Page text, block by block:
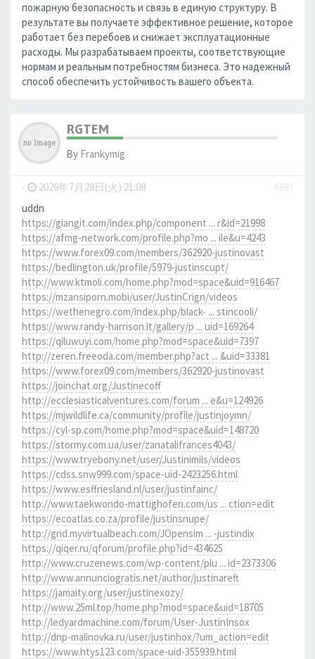
пожарную безопасность и связь в единую структуру. В
результате вы получаете эффективное решение, которое
работает без перебоев и снижает эксплуатационные
расходы. Мы разрабатываем проекты, соответствующие
нормам и реальным потребностям бизнеса. Это надежный
способ обеспечить устойчивость вашего объекта.
RGTEM
By Frankymig
- 2026年7月28日(火) 21:08
#393
uddn
https://giangit.com/index.php/component ... r&id=21998
https://afmg-network.com/profile.php?mo ... ile&u=4243
https://www.forex09.com/members/362920-justinovast
https://bedlington.uk/profile/5979-justinscupt/
http://www.ktmoli.com/home.php?mod=space&uid=916467
https://mzansiporn.mobi/user/JustinCrign/videos
https://wethenegro.com/index.php/black- ... stincooli/
https://www.randy-harrison.it/gallery/p ... uid=169264
https://qiluwuyi.com/home.php?mod=space&uid=7397
http://zeren.freeoda.com/member.php?act ... &uid=33381
https://www.forex09.com/members/362920-justinovast
https://joinchat.org/Justinecoff
http://ecclesiasticalventures.com/forum ... e&u=124926
https://mjwildlife.ca/community/profile/justinjoymn/
https://cyl-sp.com/home.php?mod=space&uid=148720
https://stormy.com.ua/user/zanatalifrances4043/
https://www.tryebony.net/user/Justinimils/videos
https://cdss.snw999.com/space-uid-2423256.html
https://www.esffriesland.nl/user/justinfainc/
http://www.taekwondo-mattighofen.com/us ... ction=edit
https://ecoatlas.co.za/profile/justinsnupe/
http://grid.myvirtualbeach.com/JOpensim ... -justindix
https://qiqer.ru/qforum/profile.php?id=434625
http://www.cruzenews.com/wp-content/plu ... id=2373306
http://www.annunciogratis.net/author/justinareft
https://jamaity.org/user/justinexozy/
http://www.25ml.top/home.php?mod=space&uid=18705
http://ledyardmachine.com/forum/User-JustinInsox
http://dnp-malinovka.ru/user/justinhox/?um_action=edit
https://www.htys123.com/space-uid-355939.html